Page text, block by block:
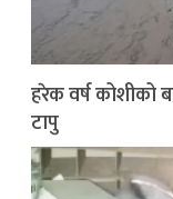
हरेक वर्ष कोशीको
टापु